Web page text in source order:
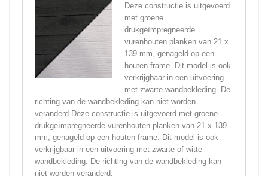
Deze constructie is uitgevoerd
met groene
drukgeïmpregneerde
vurenhouten planken van 21 x
139 mm, genageld op een
houten frame. Dit model is ook
verkrijgbaar in een uitvoering
met zwarte wandbekleding. De
richting van de wandbekleding kan niet worden
veranderd.Deze constructie is uitgevoerd met groene
drukgeïmpregneerde vurenhouten planken van 21 x 139
mm, genageld op een houten frame. Dit model is ook
verkrijgbaar in een uitvoering met zwarte of witte
wandbekleding. De richting van de wandbekleding kan
niet worden veranderd.